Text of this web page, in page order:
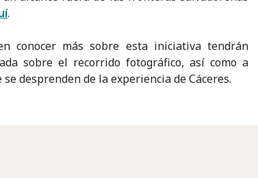
.
conocer más sobre esta iniciativa tendrán
sobre el recorrido fotográfico, así como a
desprenden de la experiencia de Cáceres.